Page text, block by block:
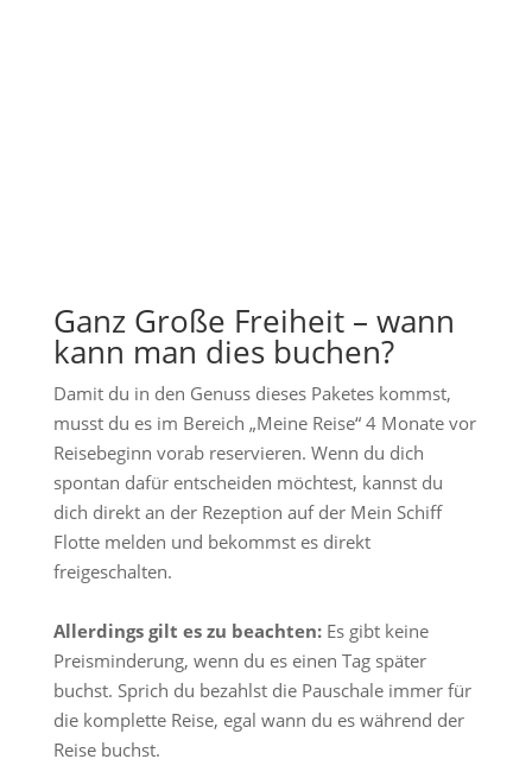
Ganz Große Freiheit – wann
kann man dies buchen?
Damit du in den Genuss dieses Paketes kommst,
musst du es im Bereich „Meine Reise“ 4 Monate vor
Reisebeginn vorab reservieren. Wenn du dich
spontan dafür entscheiden möchtest, kannst du
dich direkt an der Rezeption auf der Mein Schiff
Flotte melden und bekommst es direkt
freigeschalten.
Allerdings gilt es zu beachten:Es gibt keine
Preisminderung, wenn du es einen Tag später
buchst. Sprich du bezahlst die Pauschale immer für
die komplette Reise, egal wann du es während der
Reise buchst.